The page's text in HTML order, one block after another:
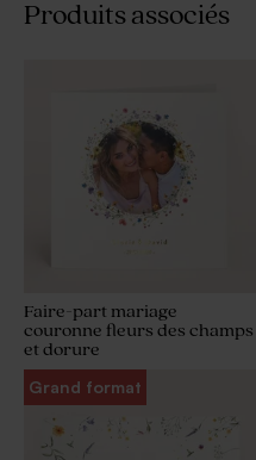
Produits associés
Faire-part mariage
couronne fleurs des champs
et dorure
Grand format